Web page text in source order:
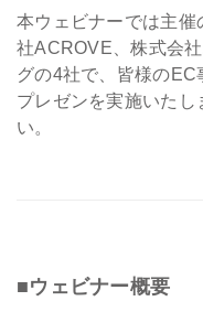
本ウェビナーでは主
社ACROVE、株式会
グの4社で、皆様の
プレゼンを実施いたし
い。
■ウェビナー概要